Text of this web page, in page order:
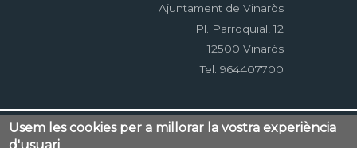
Ajuntament de Vinaròs
Pl. Parroquial, 12
12500 Vinaròs
Tel. 964407700
Menú
Contacte Avís legal
Mapa web
Usem les cookies per a millorar la vostra experiència